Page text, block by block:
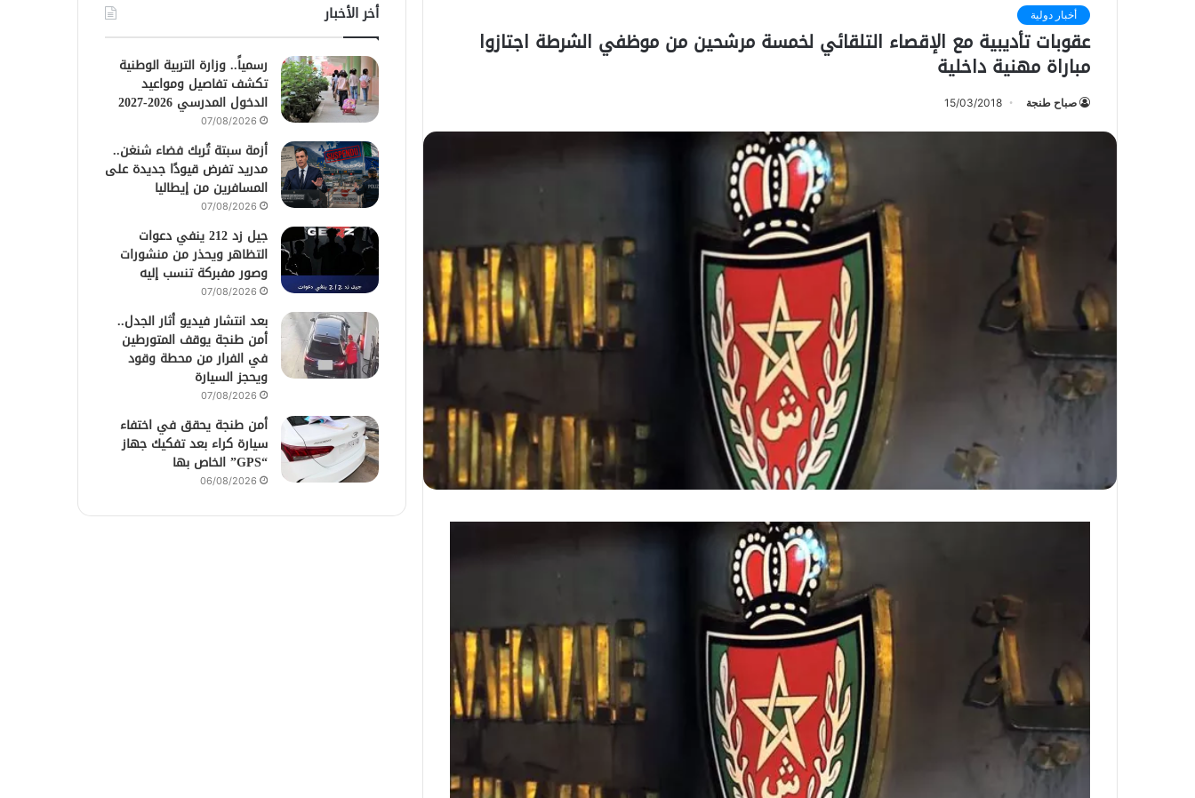
أخبار دولية
عقوبات تأديبية مع الإقصاء التلقائي لخمسة مرشحين من موظفي الشرطة اجتازوا
مباراة مهنية داخلية
صباح طنجة 15/03/2018
أخر الأخبار
رسمياً.. وزارة التربية الوطنية
تكشف تفاصيل ومواعيد
الدخول المدرسي 2026-2027
07/08/2026
أزمة سبتة تُربك فضاء شنغن..
مدريد تفرض قيودًا جديدة على
المسافرين من إيطاليا
07/08/2026
جيل زد 212 ينفي دعوات
التظاهر ويحذر من منشورات
وصور مفبركة تنسب إليه
07/08/2026
بعد انتشار فيديو أثار الجدل..
أمن طنجة يوقف المتورطين
في الفرار من محطة وقود
ويحجز السيارة
07/08/2026
أمن طنجة يحقق في اختفاء
سيارة كراء بعد تفكيك جهاز
“GPS” الخاص بها
06/08/2026